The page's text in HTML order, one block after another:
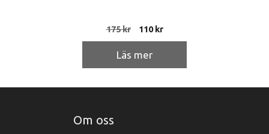
175kr
Det
ursprungliga
priset
var:
110krDet
nuvarande
är:
Läs mer
Om oss